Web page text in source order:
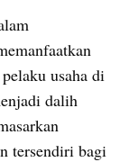
usaha di
dalih
tersendiri bagi